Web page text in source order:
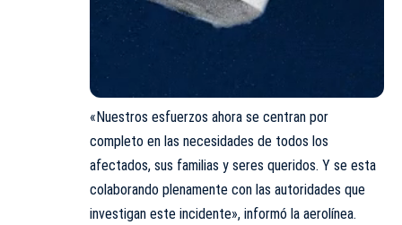
«Nuestros esfuerzos ahora se centran por
completo en las necesidades de todos los
afectados, sus familias y seres queridos. Y se esta
colaborando plenamente con las autoridades que
investigan este incidente», informó la aerolínea.